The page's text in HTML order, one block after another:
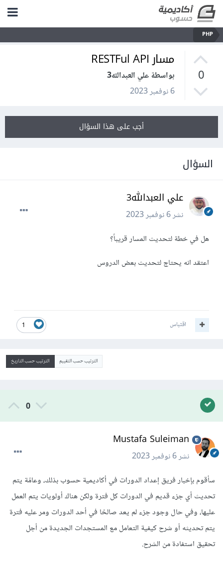
PHP
0
مسار RESTFul API
بواسطة علي العبدالله3
6 نوفمبر 2023
أجب على هذا السؤال
السؤال
علي العبدالله3
نشر6 نوفمبر 2023
هل في خطة لتحديث المسار قريباً؟
اعتقد انه يحتاج لتحديث بعض الدروس
1 اقتباس
الترتيب حسب التقييم الترتيب حسب التاريخ
0
Mustafa Suleiman
نشر6 نوفمبر 2023
سأقوم بإخبار فريق إعداد الدورات في أكاديمية حسوب بذلك، وعامًة يتم
تحديث أي جزء قديم في الدورات كل فترة ولكن هناك أولويات يتم العمل
عليها، وفي حال وجود جزء لم يعد صالحًا في أحد الدورات ومر عليه فترة
يتم تحديثه أو شرح كيفية التعامل مع المستجدات الجديدة من أجل
تحقيق استفادة من الشرح.